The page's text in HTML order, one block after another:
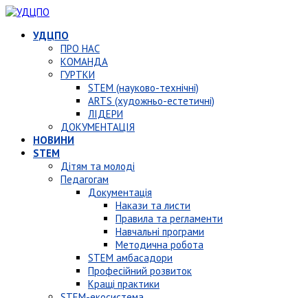
УДЦПО
ПРО НАС
КОМАНДА
ГУРТКИ
STEM (науково-технічні)
ARTS (художньо-естетичні)
ЛІДЕРИ
ДОКУМЕНТАЦІЯ
НОВИНИ
STEM
Дітям та молоді
Педагогам
Документація
Накази та листи
Правила та регламенти
Навчальні програми
Методична робота
STEM амбасадори
Професійний розвиток
Кращі практики